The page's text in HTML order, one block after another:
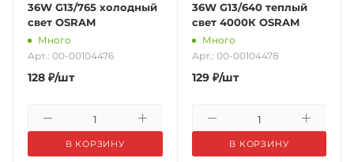
36W G13/765 холодный
свет OSRAM
Много
Арт.: 00-00104476
128 ₽/шт
В КОРЗИНУ
36W G13/640 теплый
свет 4000К OSRAM
Много
Арт.: 00-00104478
129₽/шт
В КОРЗИНУ